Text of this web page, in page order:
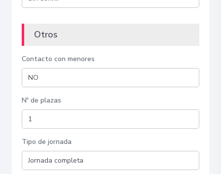
Otros
Contacto con menores
Nº de plazas
Tipo de jornada